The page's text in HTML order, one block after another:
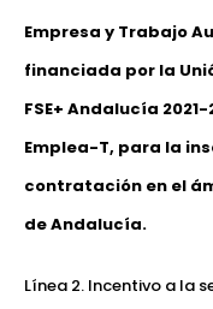
Empresa y Trabajo
financiada por la
FSE+ Andalucía
Emplea-T, para la
contratación en el
de Andalucía.
Línea 2. Incentivo a la